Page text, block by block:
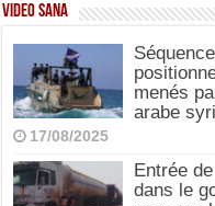
Video SANA
menés
arabe
17/08/2025
Entrée
dans le